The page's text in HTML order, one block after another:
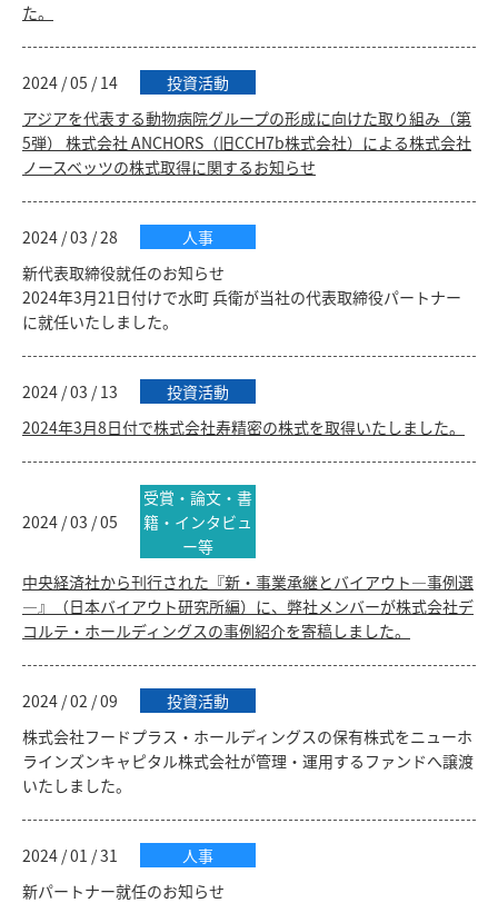
た。
2024 / 05 / 14
投資活動
アジアを代表する動物病院グループの形成に向けた取り組み（第
5弾） 株式会社 ANCHORS（旧CCH7b株式会社）による株式会社
ノースベッツの株式取得に関するお知らせ
2024 / 03 / 28
人事
新代表取締役就任のお知らせ
2024年3月21日付けで水町 兵衛が当社の代表取締役パートナー
に就任いたしました。
2024 / 03 / 13
投資活動
2024年3月8日付で株式会社寿精密の株式を取得いたしました。
2024 / 03 / 05
受賞・論文・書
籍・インタビュ
ー等
中央経済社から刊行された『新・事業承継とバイアウト―事例選
―』（日本バイアウト研究所編）に、弊社メンバーが株式会社デ
コルテ・ホールディングスの事例紹介を寄稿しました。
2024 / 02 / 09
投資活動
株式会社フードプラス・ホールディングスの保有株式をニューホ
ラインズンキャピタル株式会社が管理・運用するファンドへ譲渡
いたしました。
2024 / 01 / 31
人事
新パートナー就任のお知らせ